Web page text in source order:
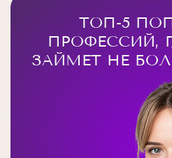
ТОП-5
ПРОФЕССИЙ,
ЗАЙМЕТ НЕ